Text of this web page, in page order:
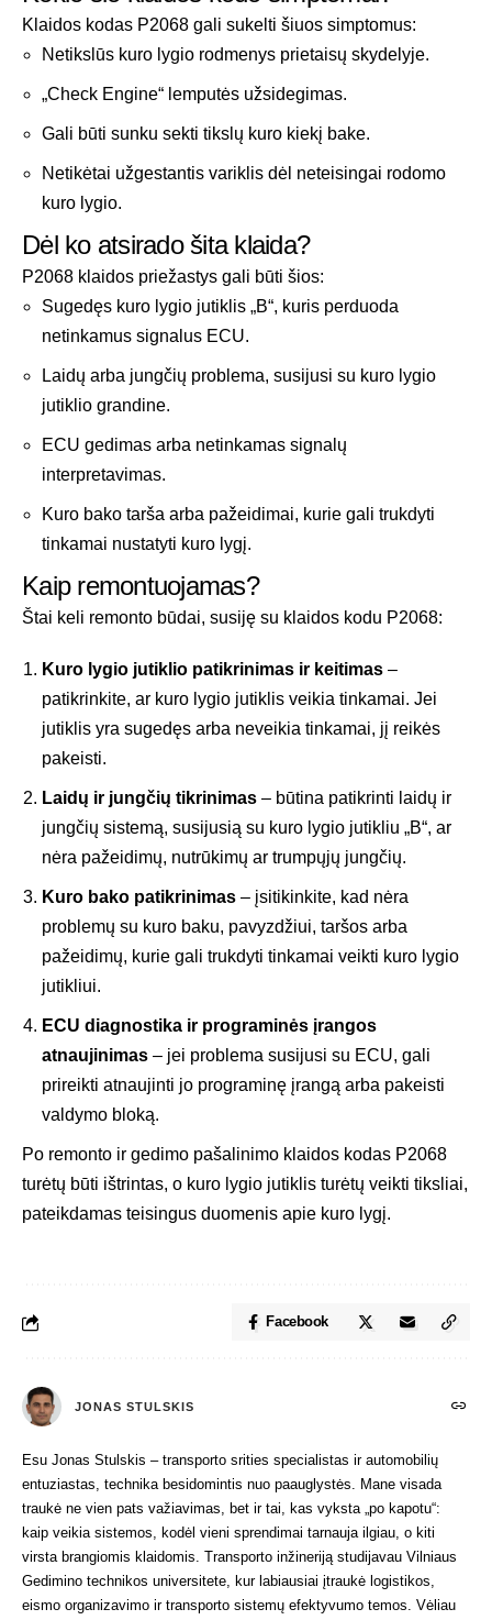
Klaidos kodas P2068 gali sukelti šiuos simptomus:
Netikslūs kuro lygio rodmenys prietaisų skydelyje.
„Check Engine“ lemputės užsidegimas.
Gali būti sunku sekti tikslų kuro kiekį bake.
Netikėtai užgestantis variklis dėl neteisingai rodomo
kuro lygio.
Dėl ko atsirado šita klaida?
P2068 klaidos priežastys gali būti šios:
Sugedęs kuro lygio jutiklis „B“, kuris perduoda
netinkamus signalus ECU.
Laidų arba jungčių problema, susijusi su kuro lygio
jutiklio grandine.
ECU gedimas arba netinkamas signalų
interpretavimas.
Kuro bako tarša arba pažeidimai, kurie gali trukdyti
tinkamai nustatyti kuro lygį.
Kaip remontuojamas?
Štai keli remonto būdai, susiję su klaidos kodu P2068:
Kuro lygio jutiklio patikrinimas ir keitimas –
patikrinkite, ar kuro lygio jutiklis veikia tinkamai. Jei
jutiklis yra sugedęs arba neveikia tinkamai, jį reikės
pakeisti.
Laidų ir jungčių tikrinimas – būtina patikrinti laidų ir
jungčių sistemą, susijusią su kuro lygio jutikliu „B“, ar
nėra pažeidimų, nutrūkimų ar trumpųjų jungčių.
Kuro bako patikrinimas – įsitikinkite, kad nėra
problemų su kuro baku, pavyzdžiui, taršos arba
pažeidimų, kurie gali trukdyti tinkamai veikti kuro lygio
jutikliui.
ECU diagnostika ir programinės įrangos
atnaujinimas – jei problema susijusi su ECU, gali
prireikti atnaujinti jo programinę įrangą arba pakeisti
valdymo bloką.
Po remonto ir gedimo pašalinimo klaidos kodas P2068
turėtų būti ištrintas, o kuro lygio jutiklis turėtų veikti tiksliai,
pateikdamas teisingus duomenis apie kuro lygį.
Facebook
JONAS STULSKIS
Esu Jonas Stulskis – transporto srities specialistas ir automobilių
entuziastas, technika besidomintis nuo paauglystės. Mane visada
traukė ne vien pats važiavimas, bet ir tai, kas vyksta „po kapotu“:
kaip veikia sistemos, kodėl vieni sprendimai tarnauja ilgiau, o kiti
virsta brangiomis klaidomis. Transporto inžineriją studijavau Vilniaus
Gedimino technikos universitete, kur labiausiai įtraukė logistikos,
eismo organizavimo ir transporto sistemų efektyvumo temos. Vėliau